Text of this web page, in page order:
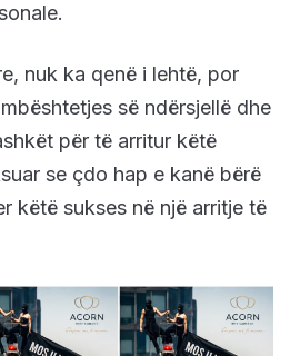
nuk ka qenë i lehtë, por
së ndërsjellë dhe
për të arritur këtë
se çdo hap e kanë bërë
këtë sukses në një arritje të